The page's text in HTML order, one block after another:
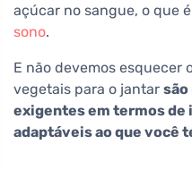
açúcar no sangue, o que
sono.
E não devemos esquecer
vegetais para o jantar são
exigentes em termos
adaptáveis ao que você